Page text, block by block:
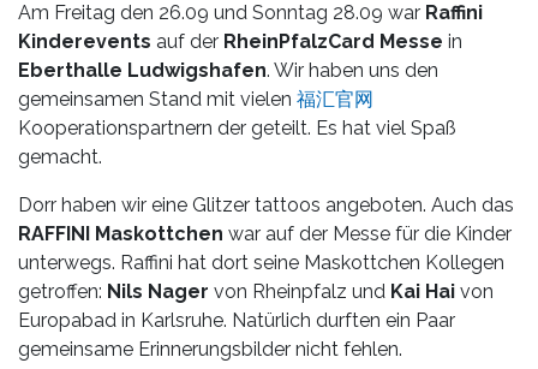
Videos
Referenzen
Blog
Jobs
Partner/Links
Am Freitag den 26.09 und Sonntag 28.09 war Raffini
Kinderevents auf der RheinPfalzCard Messe in
Eberthalle Ludwigshafen. Wir haben uns den
gemeinsamen Stand mit vielen 福汇官网
Kooperationspartnern der geteilt. Es hat viel Spaß
gemacht.
Dorr haben wir eine Glitzer tattoos angeboten. Auch das
RAFFINI Maskottchen war auf der Messe für die Kinder
unterwegs. Raffini hat dort seine Maskottchen Kollegen
getroffen: Nils Nager von Rheinpfalz und Kai Hai von
Europabad in Karlsruhe. Natürlich durften ein Paar
gemeinsame Erinnerungsbilder nicht fehlen.